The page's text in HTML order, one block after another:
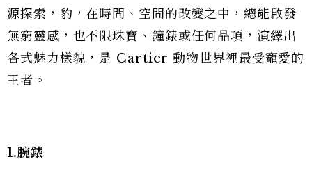
源探索，豹，在時間、空間的改變之中，總能啟發
無窮靈感，也不限珠寶、鐘錶或任何品項，演繹出
各式魅力樣貌，是 Cartier 動物世界裡最受寵愛的
王者。
1.腕錶